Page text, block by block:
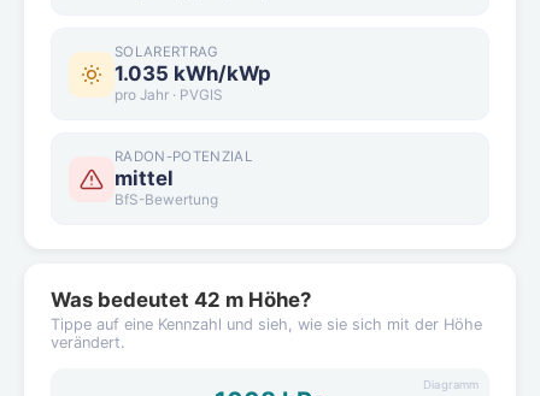
SOLARERTRAG
1.035 kWh/kWp
pro Jahr · PVGIS
RADON-POTENZIAL
mittel
BfS-Bewertung
Was bedeutet 42 m Höhe?
Tippe auf eine Kennzahl und sieh, wie sie sich mit der Höhe
verändert.
Diagramm